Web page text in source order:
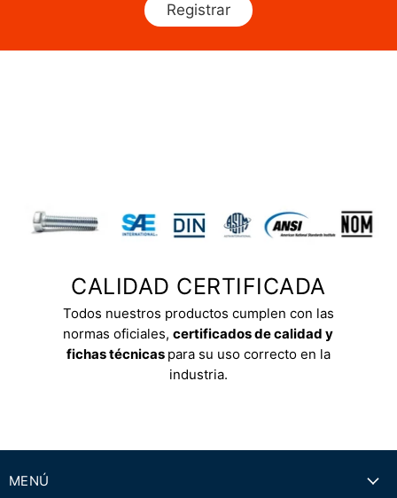
Registrar
CALIDAD CERTIFICADA
Todos nuestros productos cumplen con las
normas oficiales,certificados de calidad y
fichas técnicas para su uso correcto en la
industria.
MENÚ